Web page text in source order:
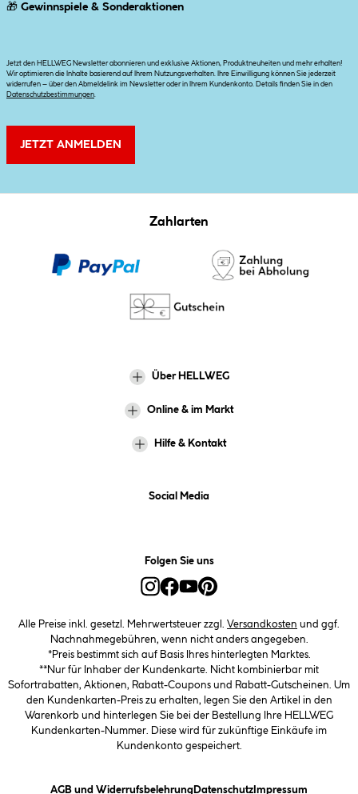
🎁 Gewinnspiele & Sonderaktionen
Jetzt den HELLWEG Newsletter abonnieren und exklusive Aktionen, Produktneuheiten und mehr erhalten!
Wir optimieren die Inhalte basierend auf Ihrem Nutzungsverhalten. Ihre Einwilligung können Sie jederzeit
widerrufen – über den Abmeldelink im Newsletter oder in Ihrem Kundenkonto. Details finden Sie in den
Datenschutzbestimmungen
JETZT ANMELDEN
Zahlarten
Über HELLWEG
Online & im Markt
Hilfe & Kontakt
Social Media
Folgen Sie uns
Alle Preise inkl. gesetzl. Mehrwertsteuer zzgl. Versandkosten und ggf.
Nachnahmegebühren, wenn nicht anders angegeben.
*Preis bestimmt sich auf Basis Ihres hinterlegten Marktes.
**Nur für Inhaber der Kundenkarte. Nicht kombinierbar mit
Sofortrabatten, Aktionen, Rabatt-Coupons und Rabatt-Gutscheinen. Um
den Kundenkarten-Preis zu erhalten, legen Sie den Artikel in den
Warenkorb und hinterlegen Sie bei der Bestellung Ihre HELLWEG
Kundenkarten-Nummer. Diese wird für zukünftige Einkäufe im
Kundenkonto gespeichert.
AGB und Widerrufsbelehrung (öffnet ein Dialogfeld)
Datenschutz(öffnet ein Dialogfeld)
Impressum